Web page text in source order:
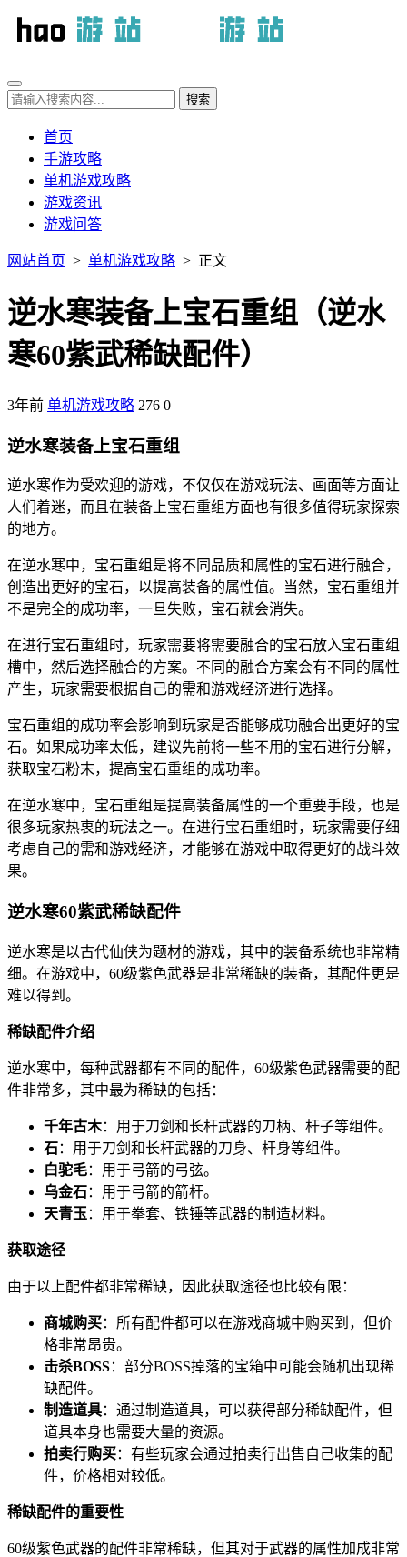
首页
手游攻略
单机游戏攻略
游戏资讯
游戏问答
网站首页 > 单机游戏攻略 > 正文
逆水寒装备上宝石重组（逆水
寒60紫武稀缺配件）
3年前 单机游戏攻略 276 0
逆水寒装备上宝石重组
逆水寒作为受欢迎的游戏，不仅仅在游戏玩法、画面等方面让
人们着迷，而且在装备上宝石重组方面也有很多值得玩家探索
的地方。
在逆水寒中，宝石重组是将不同品质和属性的宝石进行融合，
创造出更好的宝石，以提高装备的属性值。当然，宝石重组并
不是完全的成功率，一旦失败，宝石就会消失。
在进行宝石重组时，玩家需要将需要融合的宝石放入宝石重组
槽中，然后选择融合的方案。不同的融合方案会有不同的属性
产生，玩家需要根据自己的需和游戏经济进行选择。
宝石重组的成功率会影响到玩家是否能够成功融合出更好的宝
石。如果成功率太低，建议先前将一些不用的宝石进行分解，
获取宝石粉末，提高宝石重组的成功率。
在逆水寒中，宝石重组是提高装备属性的一个重要手段，也是
很多玩家热衷的玩法之一。在进行宝石重组时，玩家需要仔细
考虑自己的需和游戏经济，才能够在游戏中取得更好的战斗效
果。
逆水寒60紫武稀缺配件
逆水寒是以古代仙侠为题材的游戏，其中的装备系统也非常精
细。在游戏中，60级紫色武器是非常稀缺的装备，其配件更是
难以得到。
稀缺配件介绍
逆水寒中，每种武器都有不同的配件，60级紫色武器需要的配
件非常多，其中最为稀缺的包括：
千年古木：用于刀剑和长杆武器的刀柄、杆子等组件。
石：用于刀剑和长杆武器的刀身、杆身等组件。
白驼毛：用于弓箭的弓弦。
乌金石：用于弓箭的箭杆。
天青玉 ：用于拳套、铁锤等武器的制造材料。
获取途径
由于以上配件都非常稀缺，因此获取途径也比较有限：
商城购买：所有配件都可以在游戏商城中购买到，但价
格非常昂贵。
击杀BOSS：部分BOSS掉落的宝箱中可能会随机出现稀
缺配件。
制造道具：通过制造道具，可以获得部分稀缺配件，但
道具本身也需要大量的资源。
拍卖行购买：有些玩家会通过拍卖行出售自己收集的配
件，价格相对较低。
稀缺配件的重要性
60级紫色武器的配件非常稀缺，但其对于武器的属性加成非常